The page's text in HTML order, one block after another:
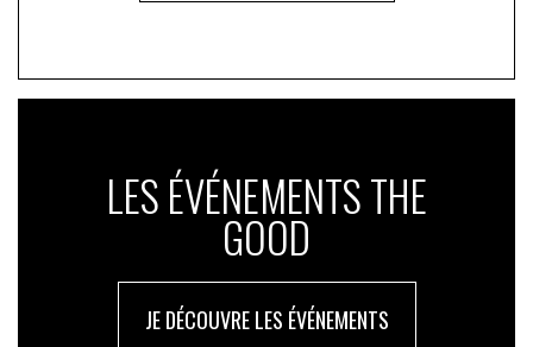
LES ÉVÉNEMENTS THE
GOOD
JE DÉCOUVRE LES ÉVÉNEMENTS